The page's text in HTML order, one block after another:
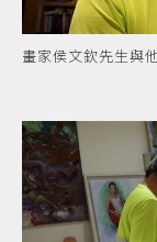
畫家侯文欽先生與